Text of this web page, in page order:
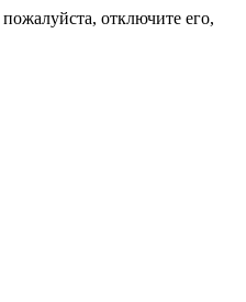
отключите его,